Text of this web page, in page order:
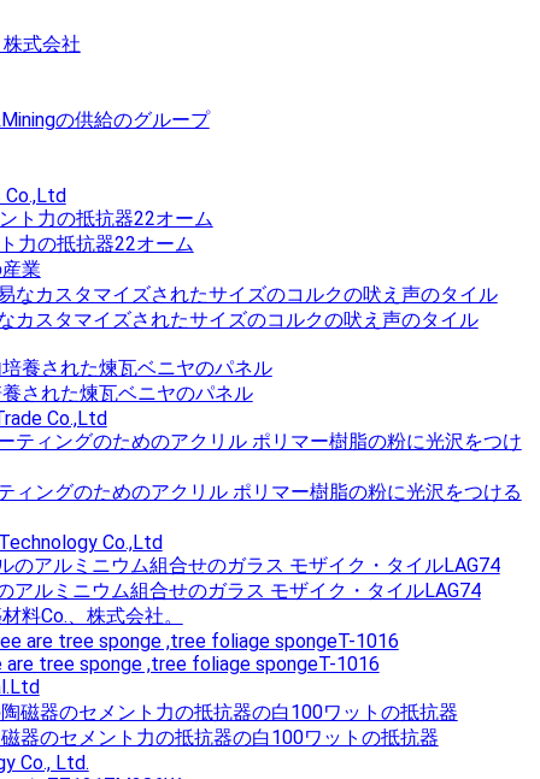
式会社
の供給のグループ
Co.,Ltd
力の抵抗器22オーム
業
カスタマイズされたサイズのコルクの吠え声のタイル
された煉瓦ベニヤのパネル
Co.,Ltd
ィングのためのアクリル ポリマー樹脂の粉に光沢をつける
Co.,Ltd
アルミニウム組合せのガラス モザイク・タイルLAG74
料Co.、株式会社。
tree sponge ,tree foliage spongeT-1016
器のセメント力の抵抗器の白100ワットの抵抗器
Co., Ltd.